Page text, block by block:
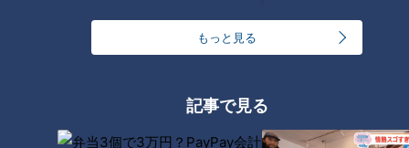
もっと見る
記事で見る
（グラビアアイドル・三田悠貴）